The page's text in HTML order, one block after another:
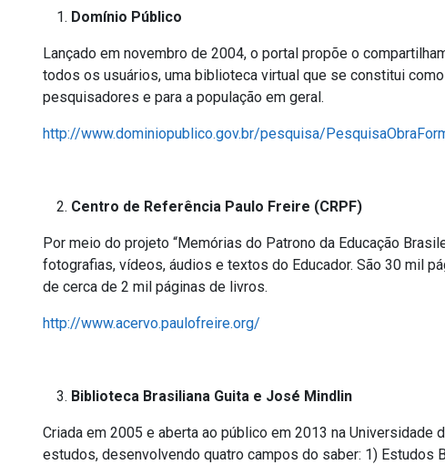
Domínio Público
Lançado em novembro de 2004, o portal propõe o
todos os usuários, uma biblioteca virtual que se constitui
pesquisadores e para a população em geral.
http://www.dominiopublico.gov.br/pesquisa/
Centro de Referência Paulo Freire (CRPF)
Por meio do projeto “Memórias do Patrono da Educação
fotografias, vídeos, áudios e textos do Educador. São 30 mil
de cerca de 2 mil páginas de livros.
http://www.acervo.paulofreire.org/
Biblioteca Brasiliana Guita e José Mindlin
Criada em 2005 e aberta ao público em 2013 na
estudos, desenvolvendo quatro campos do saber: 1) Estudos